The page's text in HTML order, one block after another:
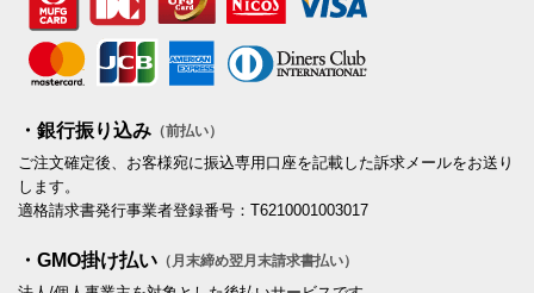
・銀行振り込み （前払い）
ご注文確定後、お客様宛に振込専用口座を記載した訴求メールをお送り
します。
適格請求書発行事業者登録番号：T6210001003017
・GMO掛け払い （月末締め翌月末請求書払い）